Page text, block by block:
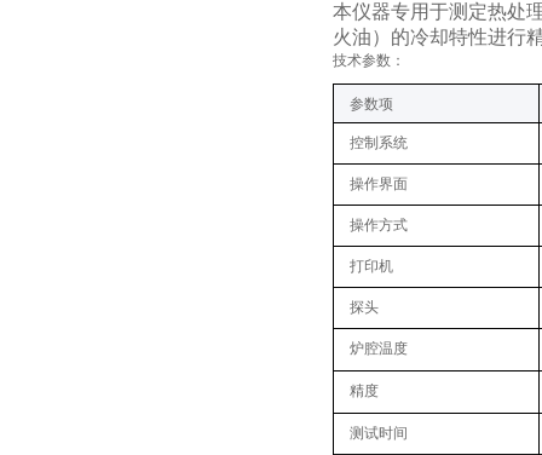
本仪器专用于测定热处
火油）的冷却特性进行
技术参数：
参数项
控制系统
操作界面
操作方式
打印机
探头
炉腔温度
精度
测试时间